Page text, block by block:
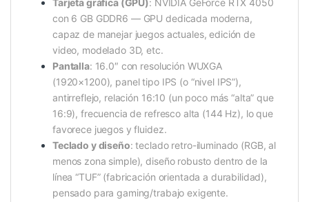
Tarjeta gráfica (GPU): NVIDIA GeForce RTX 4050
con 6 GB GDDR6 — GPU dedicada moderna,
capaz de manejar juegos actuales, edición de
video, modelado 3D, etc.
Pantalla: 16.0″ con resolución WUXGA
(1920×1200), panel tipo IPS (o “nivel IPS”),
antirreflejo, relación 16:10 (un poco más “alta” que
16:9), frecuencia de refresco alta (144 Hz), lo que
favorece juegos y fluidez.
Teclado y diseño: teclado retro-iluminado (RGB, al
menos zona simple), diseño robusto dentro de la
línea “TUF” (fabricación orientada a durabilidad),
pensado para gaming/trabajo exigente.